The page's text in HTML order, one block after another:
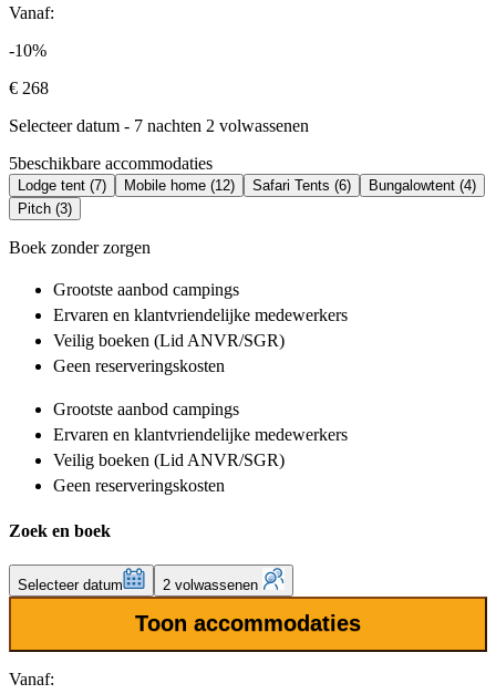
Vanaf:
-10%
€ 268
Selecteer datum - 7 nachten 2 volwassenen
5beschikbare accommodaties
Lodge tent (7) Mobile home (12) Safari Tents (6)
Bungalowtent (4)
Pitch (3)
Boek zonder zorgen
Grootste aanbod campings
Ervaren en klantvriendelijke medewerkers
Veilig boeken (Lid ANVR/SGR)
Geen reserveringskosten
Grootste aanbod campings
Ervaren en klantvriendelijke medewerkers
Veilig boeken (Lid ANVR/SGR)
Geen reserveringskosten
Zoek en boek
Selecteer datum 2 volwassenen
Toon accommodaties
Vanaf: